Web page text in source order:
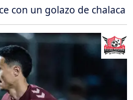
con un golazo de chalaca